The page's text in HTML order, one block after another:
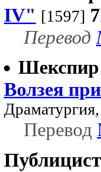
IV" [1597]
Перевод
Волзея
Перевод